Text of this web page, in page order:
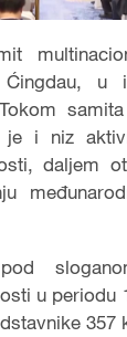
u
je i niz
daljem
u periodu
357